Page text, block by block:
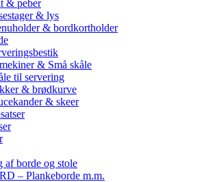
& peber
& lys
& bordkortholder
& Små skåle
til servering
& brødkurve
& skeer
af borde og stole
– Plankeborde m.m.